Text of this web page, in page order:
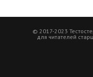
© 2017-2023
для читателей